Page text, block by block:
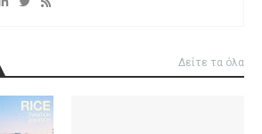
Δείτε τα όλα